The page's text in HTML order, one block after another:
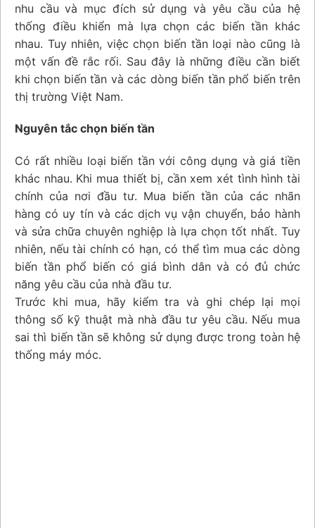
nhu cầu và mục đích sử dụng và yêu cầu của hệ
thống điều khiển mà lựa chọn các biến tần khác
nhau. Tuy nhiên, việc chọn biến tần loại nào cũng là
một vấn đề rắc rối. Sau đây là những điều cần biết
khi chọn biến tần và các dòng biến tần phổ biến trên
thị trường Việt Nam.
Nguyên tắc chọn biến tần
Có rất nhiều loại biến tần với công dụng và giá tiền
khác nhau. Khi mua thiết bị, cần xem xét tình hình tài
chính của nơi đầu tư. Mua biến tần của các nhãn
hàng có uy tín và các dịch vụ vận chuyển, bảo hành
và sửa chữa chuyên nghiệp là lựa chọn tốt nhất. Tuy
nhiên, nếu tài chính có hạn, có thể tìm mua các dòng
biến tần phổ biến có giá bình dân và có đủ chức
năng yêu cầu của nhà đầu tư.
Trước khi mua, hãy kiểm tra và ghi chép lại mọi
thông số kỹ thuật mà nhà đầu tư yêu cầu. Nếu mua
sai thì biến tần sẽ không sử dụng được trong toàn hệ
thống máy móc.